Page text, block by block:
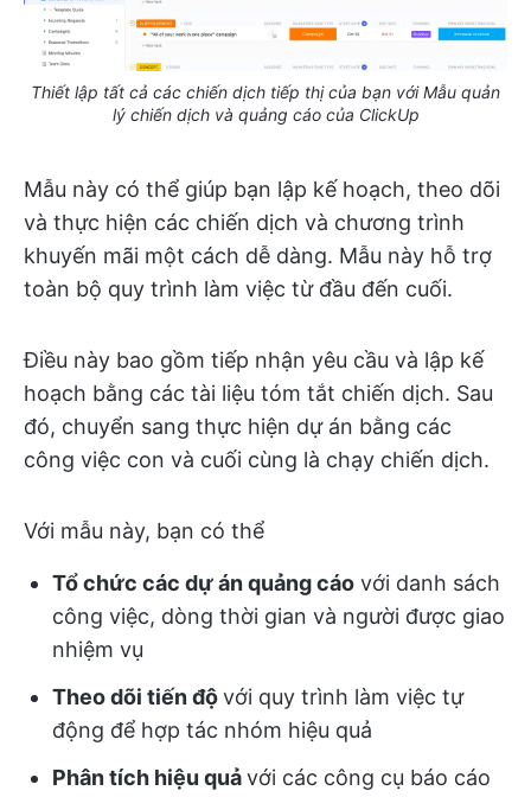
Thiết lập tất cả các chiến dịch tiếp thị của bạn với Mẫu quản
lý chiến dịch và quảng cáo của ClickUp
Mẫu này có thể giúp bạn lập kế hoạch, theo dõi
và thực hiện các chiến dịch và chương trình
khuyến mãi một cách dễ dàng. Mẫu này hỗ trợ
toàn bộ quy trình làm việc từ đầu đến cuối.
Điều này bao gồm tiếp nhận yêu cầu và lập kế
hoạch bằng các tài liệu tóm tắt chiến dịch. Sau
đó, chuyển sang thực hiện dự án bằng các
công việc con và cuối cùng là chạy chiến dịch.
Với mẫu này, bạn có thể
Tổ chức các dự án quảng cáo với danh sách
công việc, dòng thời gian và người được giao
nhiệm vụ
Theo dõi tiến độvới quy trình làm việc tự
động để hợp tác nhóm hiệu quả
Phân tích hiệu quảvới các công cụ báo cáo